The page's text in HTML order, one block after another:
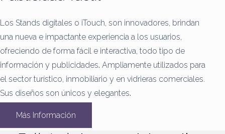
Los Stands digitales o iTouch, son innovadores, brindan
una nueva e impactante experiencia a los usuarios,
ofreciendo de forma fácil e interactiva, todo tipo de
información y publicidades. Ampliamente utilizados para
el sector turístico, inmobiliario y en vidrieras comerciales.
Sus diseños son únicos y elegantes.
Más Información